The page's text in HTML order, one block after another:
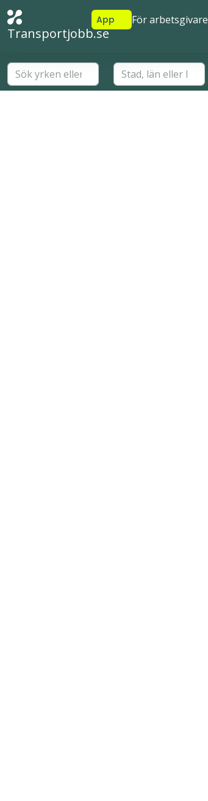
Transportjobb.se
App För arbetsgivare